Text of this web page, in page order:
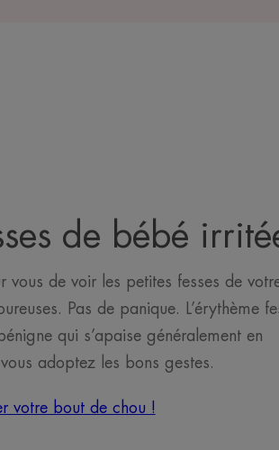
de bébé
de voir les petites fesses de
Pas de panique. L’érythème
qui s’apaise généralement en
adoptez les bons gestes.
votre bout de chou !